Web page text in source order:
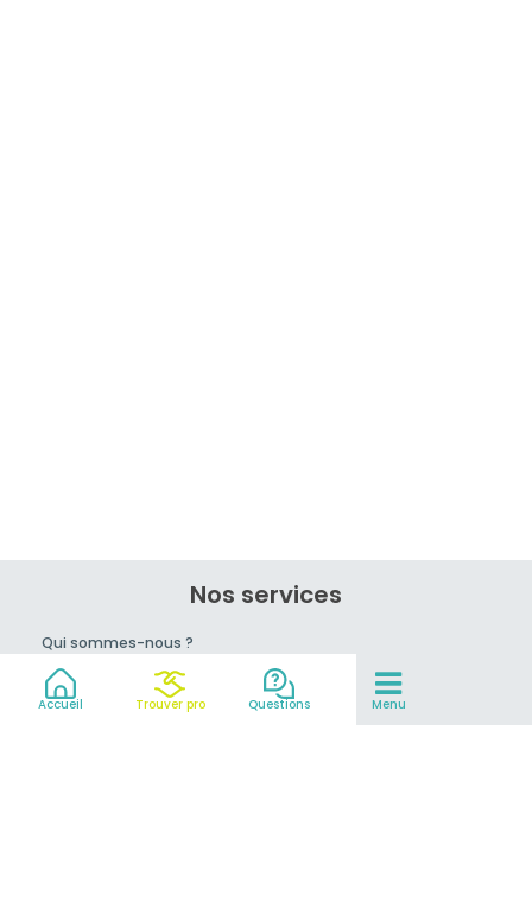
Accueil Trouver pro Questions Menu
Nos services
Qui sommes-nous ?
Rejoignez-nous !
Conseils du pro